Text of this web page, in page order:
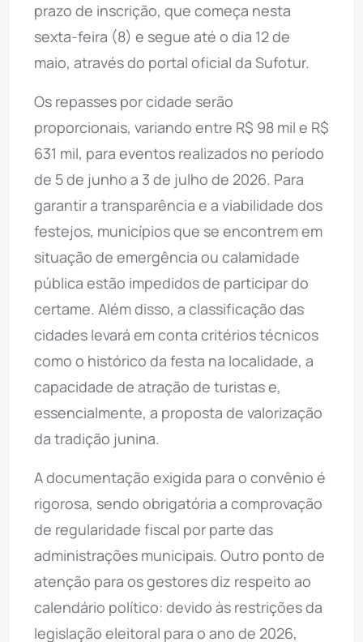
prazo de inscrição, que começa nesta
sexta-feira (8) e segue até o dia 12 de
maio, através do portal oficial da Sufotur.
Os repasses por cidade serão
proporcionais, variando entre R$ 98 mil e R$
631 mil, para eventos realizados no período
de 5 de junho a 3 de julho de 2026. Para
garantir a transparência e a viabilidade dos
festejos, municípios que se encontrem em
situação de emergência ou calamidade
pública estão impedidos de participar do
certame. Além disso, a classificação das
cidades levará em conta critérios técnicos
como o histórico da festa na localidade, a
capacidade de atração de turistas e,
essencialmente, a proposta de valorização
da tradição junina.
A documentação exigida para o convênio é
rigorosa, sendo obrigatória a comprovação
de regularidade fiscal por parte das
administrações municipais. Outro ponto de
atenção para os gestores diz respeito ao
calendário político: devido às restrições da
legislação eleitoral para o ano de 2026,